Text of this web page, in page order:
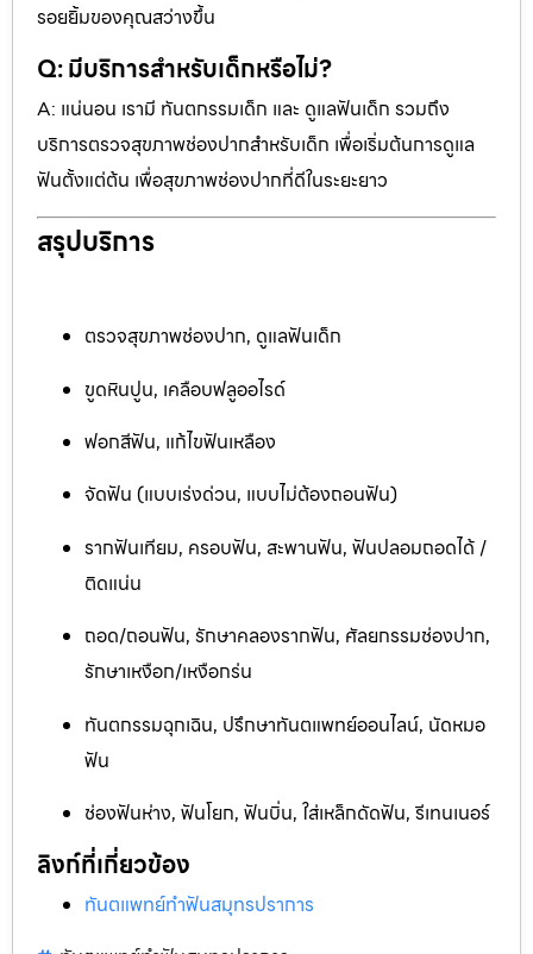
รอยยิ้มของคุณสว่างขึ้น
Q: มีบริการสำหรับเด็กหรือไม่?
A: แน่นอน เรามี ทันตกรรมเด็ก และ ดูแลฟันเด็ก รวมถึง
บริการตรวจสุขภาพช่องปากสำหรับเด็ก เพื่อเริ่มต้นการดูแล
ฟันตั้งแต่ต้น เพื่อสุขภาพช่องปากที่ดีในระยะยาว
สรุปบริการ
ตรวจสุขภาพช่องปาก, ดูแลฟันเด็ก
ขูดหินปูน, เคลือบฟลูออไรด์
ฟอกสีฟัน, แก้ไขฟันเหลือง
จัดฟัน (แบบเร่งด่วน, แบบไม่ต้องถอนฟัน)
รากฟันเทียม, ครอบฟัน, สะพานฟัน, ฟันปลอมถอดได้ /
ติดแน่น
ถอด/ถอนฟัน, รักษาคลองรากฟัน, ศัลยกรรมช่องปาก,
รักษาเหงือก/เหงือกร่น
ทันตกรรมฉุกเฉิน, ปรึกษาทันตแพทย์ออนไลน์, นัดหมอ
ฟัน
ช่องฟันห่าง, ฟันโยก, ฟันบิ่น, ใส่เหล็กดัดฟัน, รีเทนเนอร์
ลิงก์ที่เกี่ยวข้อง
ทันตแพทย์ทำฟันสมุทรปราการ